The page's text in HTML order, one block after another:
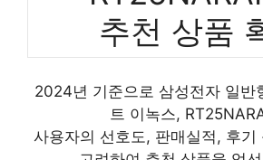
추천 상품
2024년 기준으로 삼성전자 일반
트 이녹스,
사용자의 선호도, 판매실적, 후기